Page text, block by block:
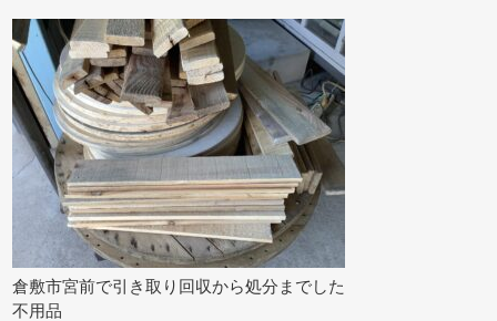
倉敷市宮前で引き取り回収から処分までした
不用品